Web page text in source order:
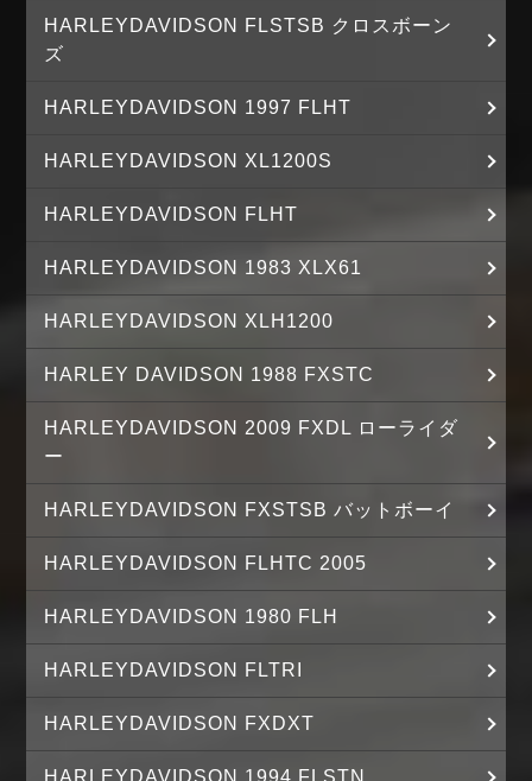
HARLEYDAVIDSON FLSTSB クロスボーン
ズ
HARLEYDAVIDSON 1997 FLHT
HARLEYDAVIDSON XL1200S
HARLEYDAVIDSON FLHT
HARLEYDAVIDSON 1983 XLX61
HARLEYDAVIDSON XLH1200
HARLEY DAVIDSON 1988 FXSTC
HARLEYDAVIDSON 2009 FXDL ローライダ
ー
HARLEYDAVIDSON FXSTSB バットボーイ
HARLEYDAVIDSON FLHTC 2005
HARLEYDAVIDSON 1980 FLH
HARLEYDAVIDSON FLTRI
HARLEYDAVIDSON FXDXT
HARLEYDAVIDSON 1994 FLSTN